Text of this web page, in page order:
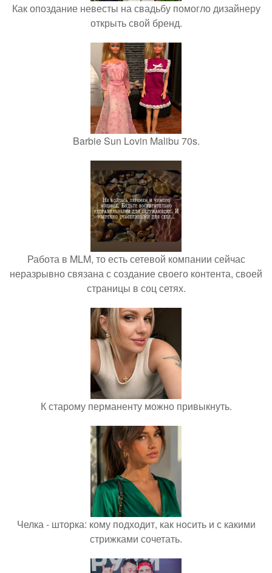
Как опоздание невесты на свадьбу помогло дизайнеру
открыть свой бренд.
Barbie Sun Lovin Malibu 70s.
Работа в MLM, то есть сетевой компании сейчас
неразрывно связана с создание своего контента, своей
страницы в соц сетях.
К старому перманенту можно привыкнуть.
Челка - шторка: кому подходит, как носить и с какими
стрижками сочетать.